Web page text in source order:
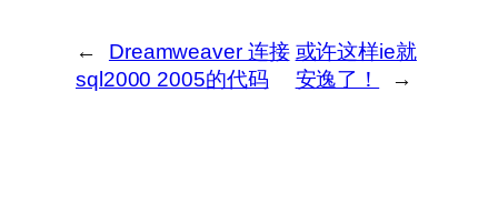
←
Dreamweaver 连接
sql2000 2005的代码
或许这样ie就
安逸了！
→